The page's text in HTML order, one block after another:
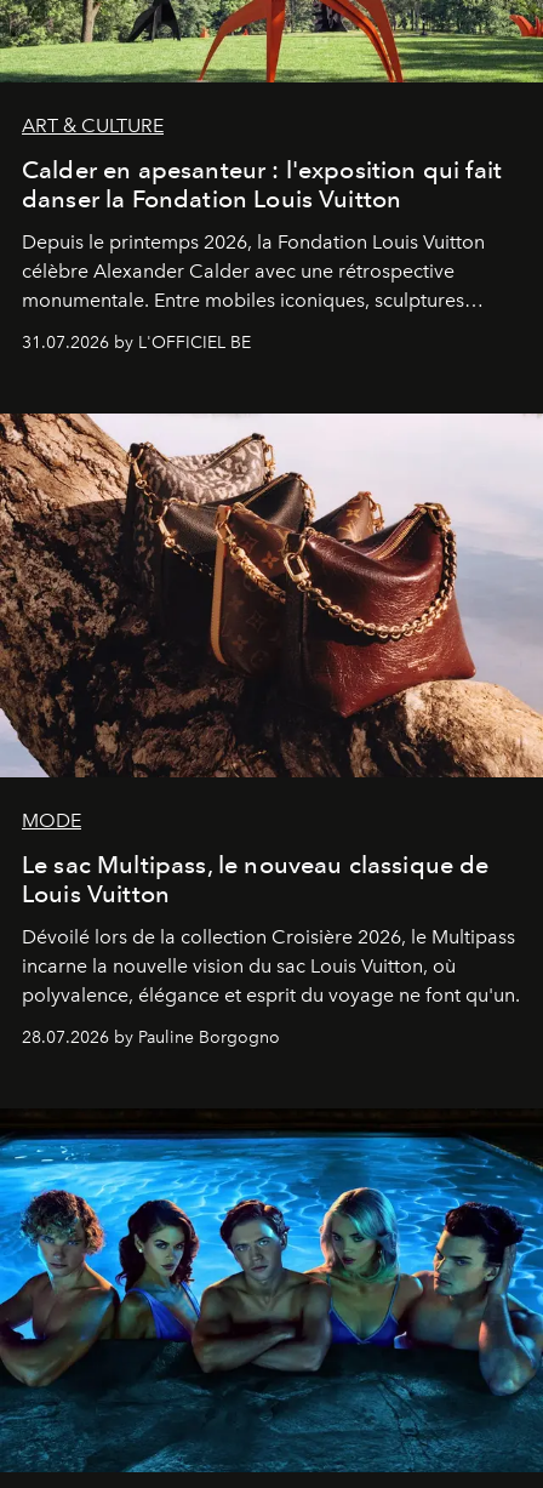
ART & CULTURE
Calder en apesanteur : l'exposition qui fait
danser la Fondation Louis Vuitton
Depuis le printemps 2026, la Fondation Louis Vuitton
célèbre Alexander Calder avec une rétrospective
monumentale. Entre mobiles iconiques, sculptures
monumentales et poésie du mouvement, l'artiste
américain investit les espaces imaginés par Frank Gehry
sculpture.
31.07.2026 by L'OFFICIEL BE
MODE
Le sac Multipass, le nouveau classique de
Louis Vuitton
Dévoilé lors de la collection Croisière 2026, le Multipass
incarne la nouvelle vision du sac Louis Vuitton, où
polyvalence, élégance et esprit du voyage ne font qu'un.
28.07.2026 by Pauline Borgogno